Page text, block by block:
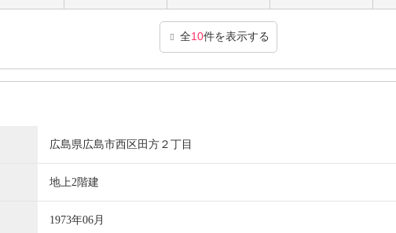
全10件を表示する
広島県広島市西区田方２丁目
地上2階建
1973年06月